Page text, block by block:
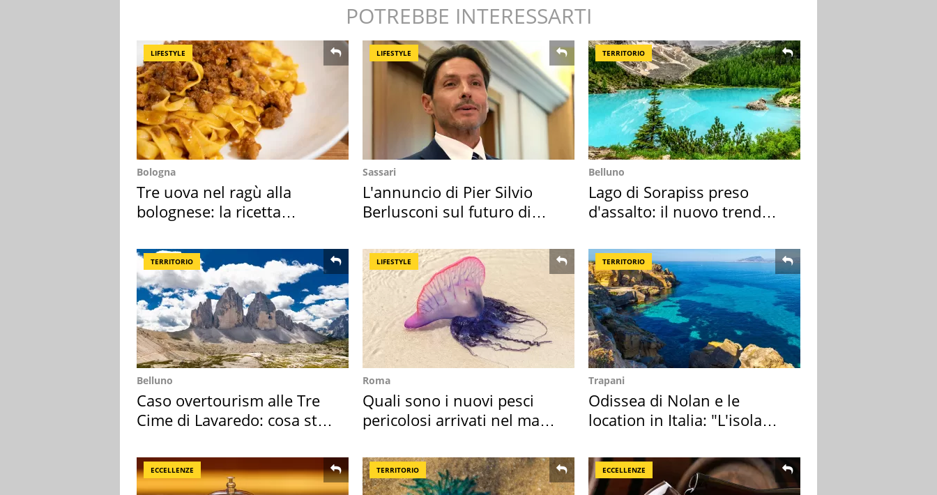
POTREBBE INTERESSARTI
LIFESTYLE
Bologna
Tre uova nel ragù alla
bolognese: la ricetta
LIFESTYLE
Sassari
L'annuncio di Pier Silvio
Berlusconi sul futuro di
TERRITORIO
Belluno
Lago di Sorapiss preso
d'assalto: il nuovo trend
TERRITORIO
Belluno
Caso overtourism alle Tre
Cime di Lavaredo: cosa sta
LIFESTYLE
Roma
Quali sono i nuovi pesci
pericolosi arrivati nel mar
TERRITORIO
Trapani
Odissea di Nolan e le
location in Italia: "L'isola
ECCELLENZE TERRITORIO ECCELLENZE